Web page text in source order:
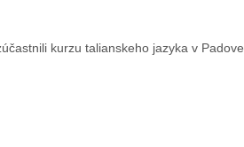
kurzu talianskeho jazyka v Padove.